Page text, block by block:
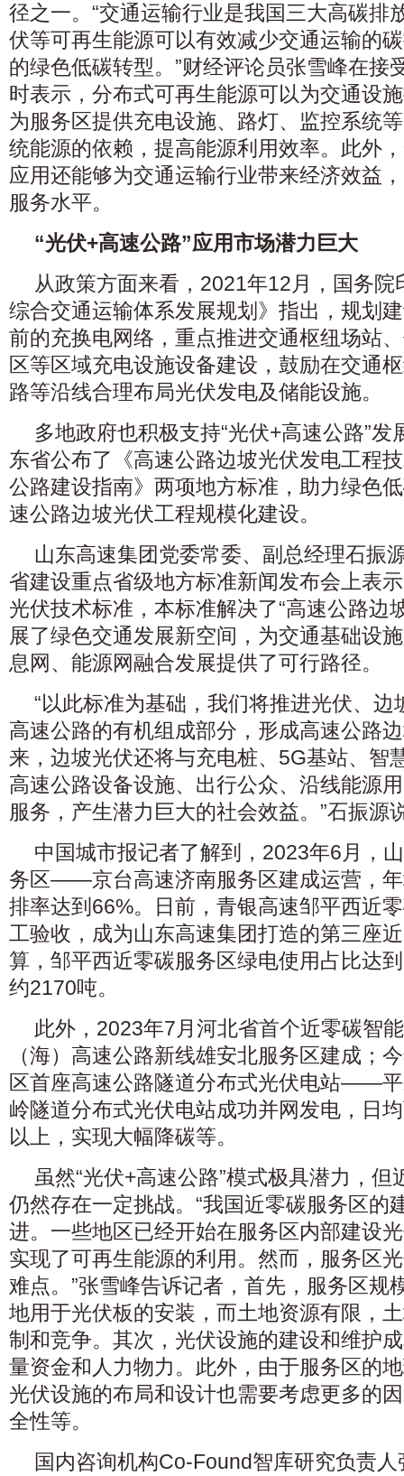
径之一。“交通运输行业是我国三大高碳排
伏等可再生能源可以有效减少交通运输的
的绿色低碳转型。”财经评论员张雪峰在接
时表示，分布式可再生能源可以为交通设
为服务区提供充电设施、路灯、监控系统
统能源的依赖，提高能源利用效率。此外
应用还能够为交通运输行业带来经济效益
服务水平。
“光伏+高速公路”应用市场潜力巨大
从政策方面来看，2021年12月，国务院
综合交通运输体系发展规划》指出，规划
前的充换电网络，重点推进交通枢纽场站
区等区域充电设施设备建设，鼓励在交通
路等沿线合理布局光伏发电及储能设施。
多地政府也积极支持“光伏+高速公路”
东省公布了《高速公路边坡光伏发电工程
公路建设指南》两项地方标准，助力绿色
速公路边坡光伏工程规模化建设。
山东高速集团党委常委、副总经理石振
省建设重点省级地方标准新闻发布会上表
光伏技术标准，本标准解决了“高速公路边
展了绿色交通发展新空间，为交通基础设
息网、能源网融合发展提供了可行路径。
“以此标准为基础，我们将推进光伏、
高速公路的有机组成部分，形成高速公路
来，边坡光伏还将与充电桩、5G基站、智
高速公路设备设施、出行公众、沿线能源
服务，产生潜力巨大的社会效益。”石振源
中国城市报记者了解到，2023年6月，
务区——京台高速济南服务区建成运营，
排率达到66%。日前，青银高速邹平西近
工验收，成为山东高速集团打造的第三座
算，邹平西近零碳服务区绿电使用占比达
约2170吨。
此外，2023年7月河北省首个近零碳智
（海）高速公路新线雄安北服务区建成；
区首座高速公路隧道分布式光伏电站——
岭隧道分布式光伏电站成功并网发电，日
以上，实现大幅降碳等。
虽然“光伏+高速公路”模式极具潜力，
仍然存在一定挑战。“我国近零碳服务区的
进。一些地区已经开始在服务区内部建设
实现了可再生能源的利用。然而，服务区
难点。”张雪峰告诉记者，首先，服务区规
地用于光伏板的安装，而土地资源有限，
制和竞争。其次，光伏设施的建设和维护
量资金和人力物力。此外，由于服务区的
光伏设施的布局和设计也需要考虑更多的
全性等。
国内咨询机构Co-Found智库研究负责